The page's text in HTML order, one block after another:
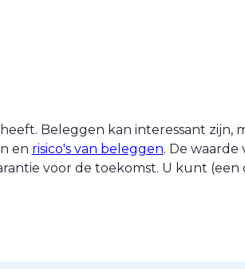
Beleggen kan interessant zijn,
en risico's van beleggen. De
voor de toekomst. U kunt (een